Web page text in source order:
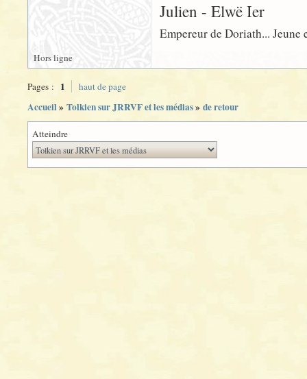
Julien - Elwë Ier
Empereur de Doriath... Jeune
Hors ligne
Pages : 1 haut de page
Accueil» Tolkien sur JRRVF et les médias» de retour
Atteindre